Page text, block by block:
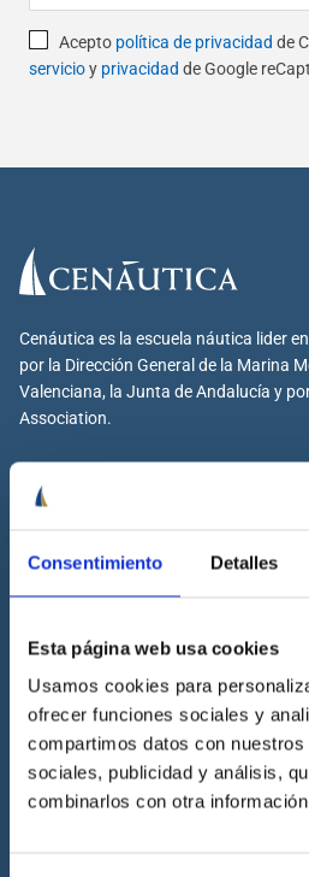
Consentimiento Detalles
Esta página web usa cookies
Usamos cookies para
ofrecer funciones sociales y
compartimos datos con
sociales, publicidad y análisis,
combinarlos con otra
Acepto política de privacidad de
servicioy privacidad de Google
Cenáutica es la escuela náutica lider
por la Dirección General de la Marina
Valenciana, la Junta de Andalucía y
Association.
Escuela náutica
Contacta con Cenáutica
Historia de Cenáutica
Trabaja con Cenáutica
Sala de prensa
Preguntas frecuentes